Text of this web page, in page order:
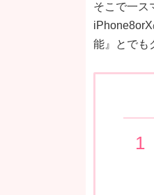
そこで一ス
能』とでも